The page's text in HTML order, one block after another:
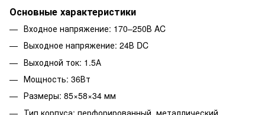
Основные характеристики
Входное напряжение: 170–250В AC
Выходное напряжение: 24В DC
Выходной ток: 1.5А
Мощность: 36Вт
Размеры: 85×58×34 мм
Тип корпуса: перфорированный, металлический